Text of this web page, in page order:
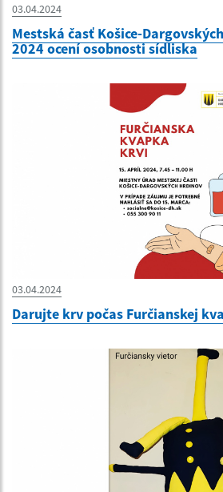
03.04.2024
Mestská časť Košice-
2024 ocení osobnosti sídliska
03.04.2024
Darujte krv počas Furčianskej